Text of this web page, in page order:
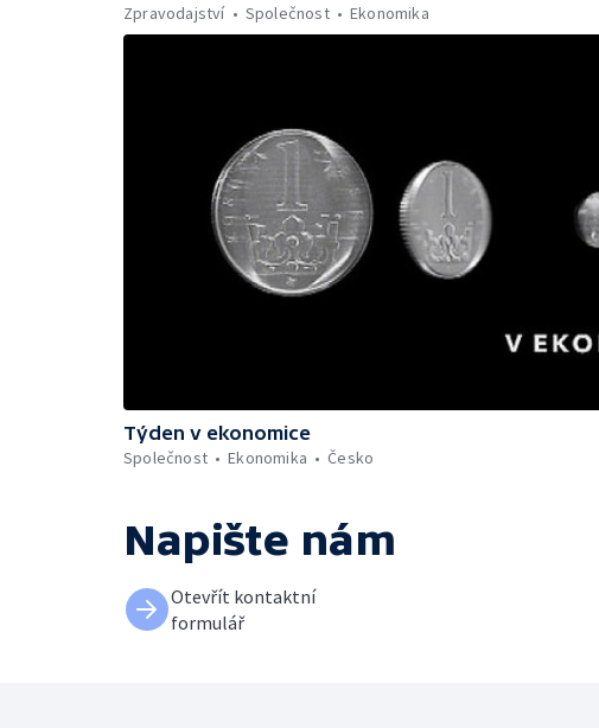
Zpravodajství
Společnost Ekonomika
Týden v ekonomice
Společnost
Ekonomika Česko
Napište nám
Otevřít kontaktní
formulář